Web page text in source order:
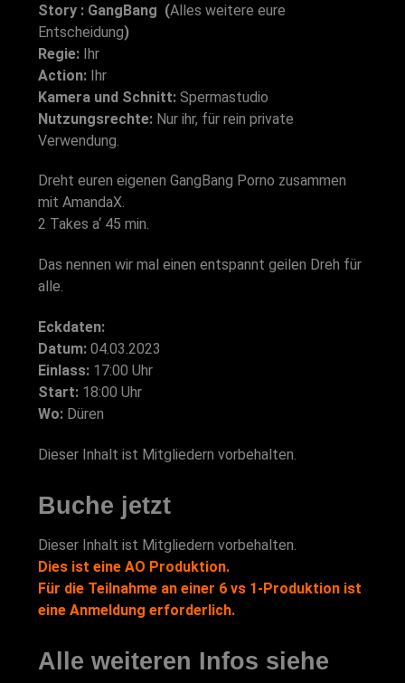
Story : GangBang (Alles weitere eure
Entscheidung)
Regie: Ihr
Action: Ihr
Kamera und Schnitt: Spermastudio
Nutzungsrechte: Nur ihr, für rein private
Verwendung.
Dreht euren eigenen GangBang Porno zusammen
mit AmandaX.
2 Takes a‘ 45 min.
Das nennen wir mal einen entspannt geilen Dreh für
alle.
Eckdaten:
Datum: 04.03.2023
Einlass: 17:00 Uhr
Start: 18:00 Uhr
Wo: Düren
Dieser Inhalt ist Mitgliedern vorbehalten.
Buche jetzt
Dieser Inhalt ist Mitgliedern vorbehalten.
Dies ist eine AO Produktion.
Für die Teilnahme an einer 6 vs 1-Produktion ist
eine Anmeldung erforderlich.
Alle weiteren Infos siehe